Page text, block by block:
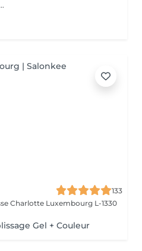
133
Charlotte Luxembourg L-1330
Gel + Couleur